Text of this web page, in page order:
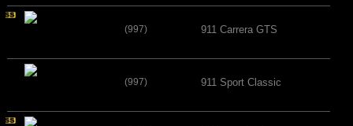
(997) 911 Carrera GTS
(997) 911 Sport Classic